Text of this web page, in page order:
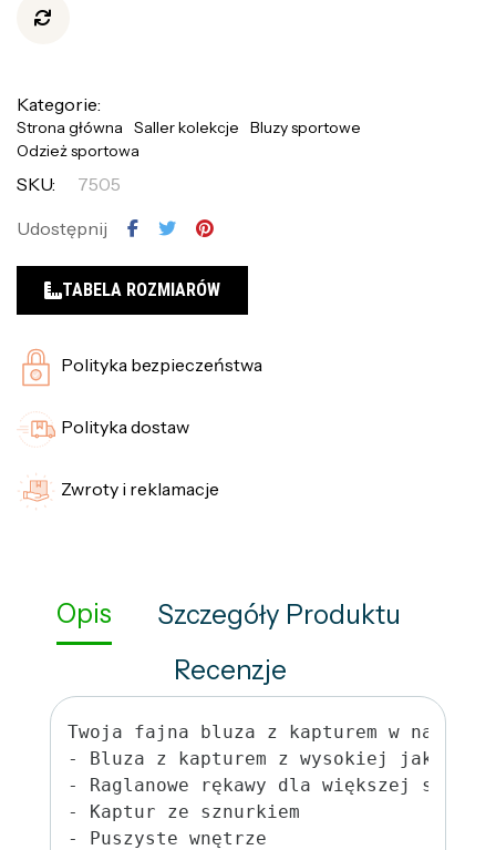
Kategorie:
Strona główna Saller kolekcje
Bluzy sportowe
Odzież sportowa
SKU:
7505
Udostępnij
TABELA ROZMIARÓW
Polityka bezpieczeństwa
Polityka dostaw
Zwroty i reklamacje
Opis
Szczegóły Produktu
Recenzje
Twoja fajna bluza z kapturem w
- Bluza z kapturem z wysokiej jakości
- Raglanowe rękawy dla większej
- Kaptur ze sznurkiem
- Puszyste wnętrze